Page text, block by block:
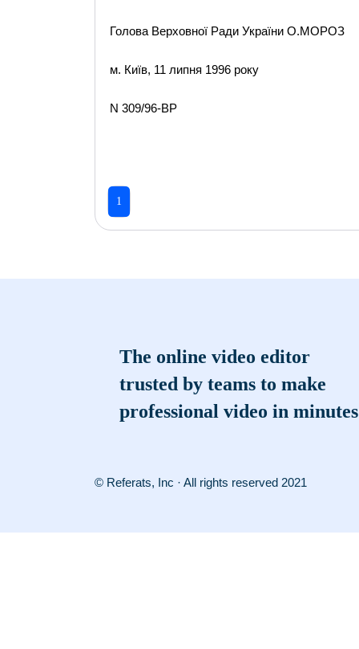
Голова Верховної Ради України О.МОРОЗ
м. Київ, 11 липня 1996 року
N 309/96-ВР
1
The online video editor
trusted by teams to make
professional video in minutes
© Referats, Inc · All rights reserved 2021